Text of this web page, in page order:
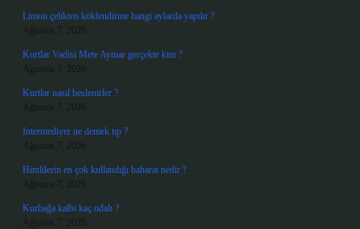
Limon çelikten köklendirme hangi aylarda yapılır ?
Ağustos 7, 2026
Kurtlar Vadisi Mete Aymar gerçekte kim ?
Ağustos 7, 2026
Kurtlar nasıl beslenirler ?
Ağustos 7, 2026
Intermediyer ne demek tıp ?
Ağustos 7, 2026
Hintlilerin en çok kullandığı baharat nedir ?
Ağustos 7, 2026
Kurbağa kalbi kaç odalı ?
Ağustos 7, 2026